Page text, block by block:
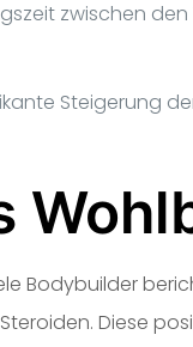
zwischen
Steigerung
Bodybuilder
Diese